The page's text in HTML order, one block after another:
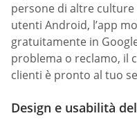
persone di altre
utenti Android, l’app
gratuitamente in
problema o reclamo, il
clienti è pronto al tuo
Design e usabilità